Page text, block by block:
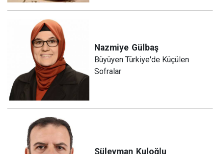
Nazmiye Gülbaş
Büyüyen Türkiye'de Küçülen
Sofralar
Süleyman Kuloğlu